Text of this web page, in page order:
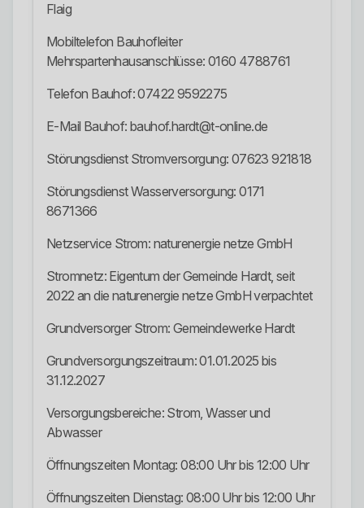
Flaig
Mobiltelefon Bauhofleiter
Mehrspartenhausanschlüsse: 0160 4788761
Telefon Bauhof: 07422 9592275
E-Mail Bauhof: bauhof.hardt@t-online.de
Störungsdienst Stromversorgung: 07623 921818
Störungsdienst Wasserversorgung: 0171
8671366
Netzservice Strom: naturenergie netze GmbH
Stromnetz: Eigentum der Gemeinde Hardt, seit
2022 an die naturenergie netze GmbH verpachtet
Grundversorger Strom: Gemeindewerke Hardt
Grundversorgungszeitraum: 01.01.2025 bis
31.12.2027
Versorgungsbereiche: Strom, Wasser und
Abwasser
Öffnungszeiten Montag: 08:00 Uhr bis 12:00 Uhr
Öffnungszeiten Dienstag: 08:00 Uhr bis 12:00 Uhr